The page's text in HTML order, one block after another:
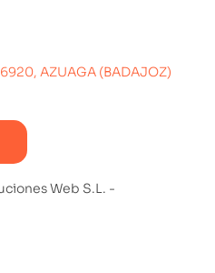
AZUAGA (BADAJOZ)
Web S.L. -